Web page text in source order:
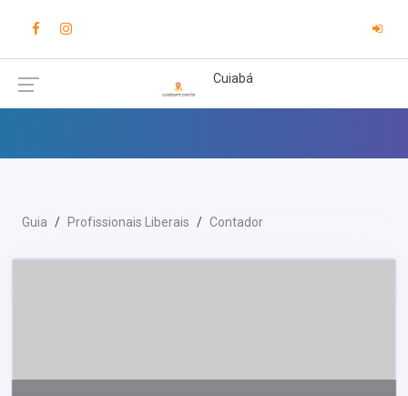
Cuiabá
Guia Profissionais Liberais Contador